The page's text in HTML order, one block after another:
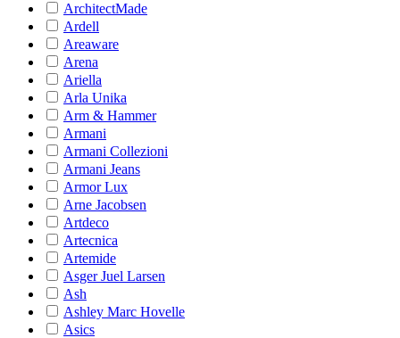
ArchitectMade
Ardell
Areaware
Arena
Ariella
Arla Unika
Arm & Hammer
Armani
Armani Collezioni
Armani Jeans
Armor Lux
Arne Jacobsen
Artdeco
Artecnica
Artemide
Asger Juel Larsen
Ash
Ashley Marc Hovelle
Asics